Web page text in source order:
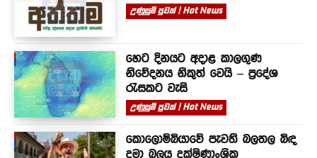
උණුසුම් පුවත් | Hot News
හෙට දිනයට අදාළ කාලගුණ
නිවේදනය නිකුත් වෙයි – ප්‍රදේශ
රැසකට වැසි
උණුසුම් පුවත් | Hot News
කොලොම්බියාවේ පැවති බලතල බිඳ
දමා බලය දක්ෂිණාංශික